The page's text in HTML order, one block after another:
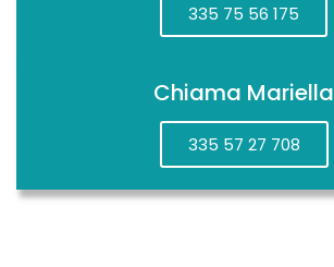
335 75 56 175
Chiama Mariella
335 57 27 708